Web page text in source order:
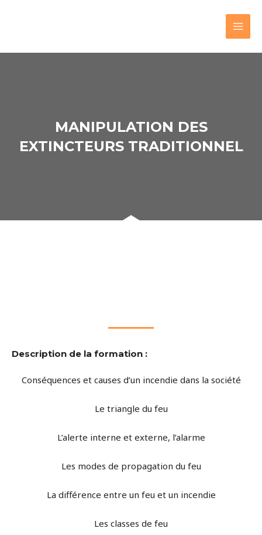
MANIPULATION DES
EXTINCTEURS TRADITIONNEL
Description de la formation :
Conséquences et causes d’un incendie dans la société
Le triangle du feu
L’alerte interne et externe, l’alarme
Les modes de propagation du feu
La différence entre un feu et un incendie
Les classes de feu